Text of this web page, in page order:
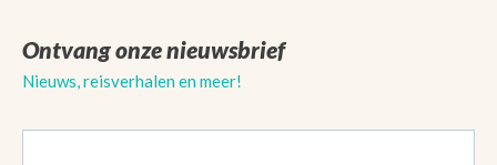
Ontvang onze nieuwsbrief
Nieuws, reisverhalen en meer!